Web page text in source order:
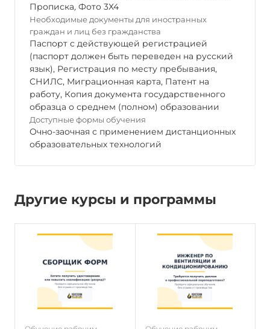
Прописка, Фото 3Х4
Необходимые документы для иностранных
граждан и лиц без гражданства
Паспорт с действующей регистрацией
(паспорт должен быть переведен на русский
язык), Регистрация по месту пребывания,
СНИЛС, Миграционная карта, Патент на
работу, Копия документа государственного
образца о среднем (полном) образовании
Доступные формы обучения
Очно-заочная с применением дистанционных
образовательных технологий
Другие курсы и программы